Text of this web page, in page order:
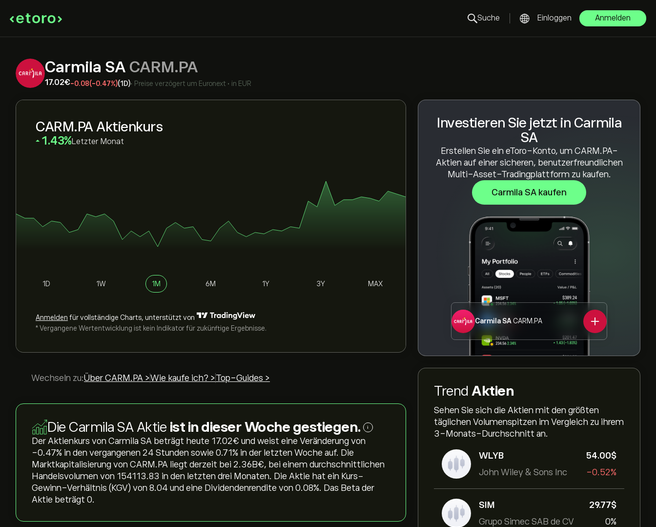
Suche Einloggen Anmelden
Carmila SA CARM.PA
17.02‎€‎-0.08(-0.47%)(1D)• Preise verzögert um Euronext • in EUR
Investieren Sie jetzt in Carmila
SA
Erstellen Sie ein eToro-Konto, um CARM.PA-
Aktien auf einer sicheren, benutzerfreundlichen
Multi-Asset-Tradingplattform zu kaufen.
Carmila SA kaufen
Carmila SACARM.PA
Trend Aktien
Sehen Sie sich die Aktien mit den größten
täglichen Volumenspitzen im Vergleich zu ihrem
3-Monats-Durchschnitt an.
WLYB
John Wiley & Sons Inc
54.00‎$‎
-0.52%
SIM
Grupo Simec SAB de CV
29.77‎$‎
0%
CARM.PA Aktienkurs
‎1.43‎ Letzter Monat
1D 1W 1M 6M 1Y 3Y MAX
Anmelden für vollständige Charts, unterstützt von
* Vergangene Wertentwicklung ist kein Indikator für zukünftige Ergebnisse.
Wechseln zu:Über CARM.PA >Wie kaufe ich? > Top-Guides >
Die Carmila SA Aktie ist in dieser Woche gestiegen. i
Der Aktienkurs von Carmila SA beträgt heute 17.02‎€‎ und weist eine Veränderung von
‎-0.47‎% in den vergangenen 24 Stunden sowie ‎0.71‎% in der letzten Woche auf. Die
Marktkapitalisierung von CARM.PA liegt derzeit bei 2.36B‎€‎, bei einem durchschnittlichen
Handelsvolumen von 154113.83 in den letzten drei Monaten. Die Aktie hat ein Kurs-
Gewinn-Verhältnis (KGV) von 8.04 und eine Dividendenrendite von 0.08%. Das Beta der
Aktie beträgt 0.